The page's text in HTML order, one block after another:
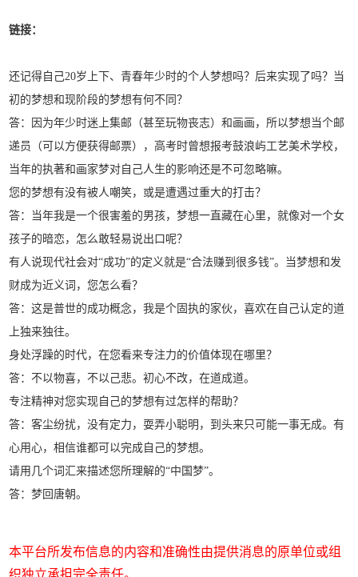
链接：
还记得自己20岁上下、青春年少时的个人梦想吗？后来实现了吗？当
初的梦想和现阶段的梦想有何不同？
答：因为年少时迷上集邮（甚至玩物丧志）和画画，所以梦想当个邮
递员（可以方便获得邮票），高考时曾想报考鼓浪屿工艺美术学校，
当年的执著和画家梦对自己人生的影响还是不可忽略嘛。
您的梦想有没有被人嘲笑，或是遭遇过重大的打击？
答：当年我是一个很害羞的男孩，梦想一直藏在心里，就像对一个女
孩子的暗恋，怎么敢轻易说出口呢？
有人说现代社会对“成功”的定义就是“合法赚到很多钱”。当梦想和发
财成为近义词，您怎么看？
答：这是普世的成功概念，我是个固执的家伙，喜欢在自己认定的道
上独来独往。
身处浮躁的时代，在您看来专注力的价值体现在哪里？
答：不以物喜，不以己悲。初心不改，在道成道。
专注精神对您实现自己的梦想有过怎样的帮助？
答：客尘纷扰，没有定力，耍弄小聪明，到头来只可能一事无成。有
心用心，相信谁都可以完成自己的梦想。
请用几个词汇来描述您所理解的“中国梦”。
答：梦回唐朝。
本平台所发布信息的内容和准确性由提供消息的原单位或组
织独立承担完全责任。